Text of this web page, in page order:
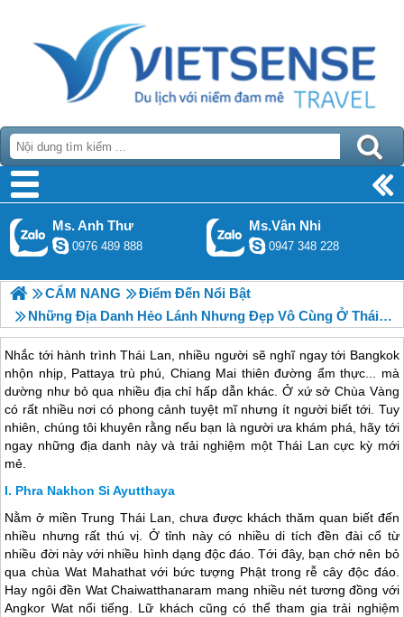
Ms. Anh Thư
0976 489 888
Ms.Vân Nhi
0947 348 228
CẨM NANG
Điểm Đến Nổi Bật
Những Địa Danh Hẻo Lánh Nhưng Đẹp Vô Cùng Ở Thái Lan
Nhắc tới hành trình Thái Lan, nhiều người sẽ nghĩ ngay tới Bangkok
nhộn nhịp, Pattaya trù phú, Chiang Mai thiên đường ẩm thực... mà
dường như bỏ qua nhiều địa chỉ hấp dẫn khác. Ở xứ sở Chùa Vàng
có rất nhiều nơi có phong cảnh tuyệt mĩ nhưng ít người biết tới. Tuy
nhiên, chúng tôi khuyên rằng nếu bạn là người ưa khám phá, hãy tới
ngay những địa danh này và trải nghiệm một Thái Lan cực kỳ mới
mẻ.
Phra Nakhon Si Ayutthaya
Nằm ở miền Trung Thái Lan, chưa được khách thăm quan biết đến
nhiều nhưng rất thú vị. Ở tỉnh này có nhiều di tích đền đài cổ từ
nhiều đời này với nhiều hình dạng độc đáo. Tới đây, bạn chớ nên bỏ
qua chùa Wat Mahathat với bức tượng Phật trong rễ cây độc đáo.
Hay ngôi đền Wat Chaiwatthanaram mang nhiều nét tương đồng với
Angkor Wat nổi tiếng. Lữ khách cũng có thể tham gia trải nghiệm